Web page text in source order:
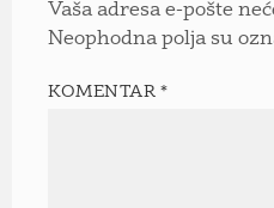
Vaša adresa e-pošte
Neophodna polja su
KOMENTAR*